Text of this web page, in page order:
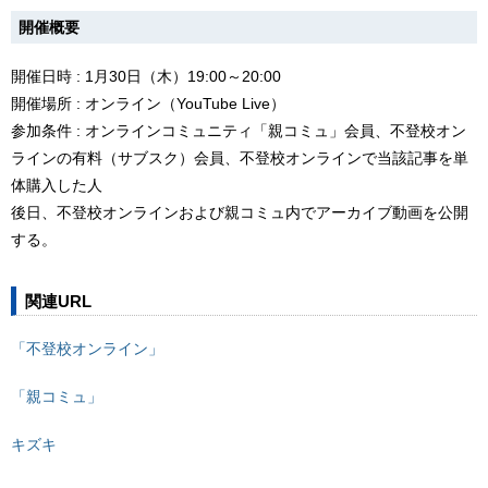
開催概要
開催日時 : 1月30日（木）19:00～20:00
開催場所 : オンライン（YouTube Live）
参加条件 : オンラインコミュニティ「親コミュ」会員、不登校オン
ラインの有料（サブスク）会員、不登校オンラインで当該記事を単
体購入した人
後日、不登校オンラインおよび親コミュ内でアーカイブ動画を公開
する。
関連URL
「不登校オンライン」
「親コミュ」
キズキ